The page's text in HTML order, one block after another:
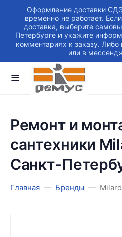
Оформление доставки
временно не работает.
доставка, выберите
Петербурге и укажите
комментариях к заказу. Либо
или в
Ремонт и
сантехники
Санкт-
Главная Бренды